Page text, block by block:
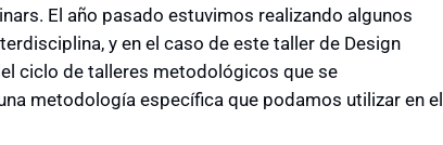
El año pasado estuvimos realizando algunos
y en el caso de este taller de Design
ciclo de talleres metodológicos que se
metodología específica que podamos utilizar en el